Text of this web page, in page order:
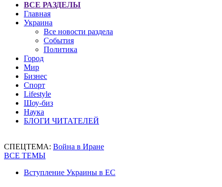
ВСЕ РАЗДЕЛЫ
Главная
Украина
Все новости раздела
События
Политика
Город
Мир
Бизнес
Спорт
Lifestyle
Шоу-биз
Наука
БЛОГИ ЧИТАТЕЛЕЙ
СПЕЦТЕМА: Война в Иране
ВСЕ ТЕМЫ
Вступление Украины в ЕС